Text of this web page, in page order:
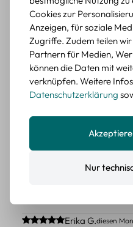
BEWERTETER
Retro Blumen
verschiedene
Farbe: F
Durchschnittliche
Erika G.diesen
Schöne Deko-Teile für
BEWERTETER
Retro Sticker
Durchschnittliche
Erika G.diesen
Cookies zur
Anzeigen, für soziale
Zugriffe. Zudem teilen
Partnern für Medien,
können die Daten mit
verknüpfen. Weitere
Datenschutzerklärung
Nur